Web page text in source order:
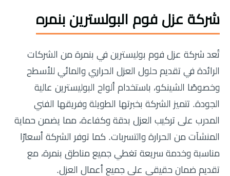
شركة عزل فوم البولسترين بنمره
تُعد شركة عزل فوم بوليسترين في بنمرة من الشركات
الرائدة في تقديم حلول العزل الحراري والمائي للأسطح
وخصوصًا الشينكو، باستخدام ألواح البوليسترين عالية
الجودة. تتميز الشركة بخبرتها الطويلة وفريقها الفني
المدرب على تركيب العزل بدقة وكفاءة، مما يضمن حماية
المنشآت من الحرارة والتسربات. كما توفر الشركة أسعارًا
مناسبة وخدمة سريعة تغطي جميع مناطق بنمرة، مع
تقديم ضمان حقيقي على جميع أعمال العزل.